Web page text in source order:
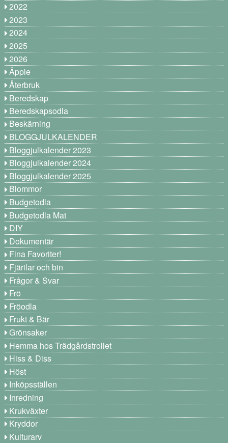
2022
2023
2024
2025
2026
Äpple
Återbruk
Beredskap
Beredskapsodla
Beskärning
BLOGGJULKALENDER
Bloggjulkalender 2023
Bloggjulkalender 2024
Bloggjulkalender 2025
Blommor
Budgetodla
Budgetodla Mat
DIY
Dokumentär
Fina Favoriter!
Fjärilar och bin
Frågor & Svar
Frö
Fröodla
Frukt & Bär
Grönsaker
Hemma hos Trädgårdstrollet
Hiss & Diss
Höst
Inköpsställen
Inredning
Krukväxter
Kryddor
Kulturarv